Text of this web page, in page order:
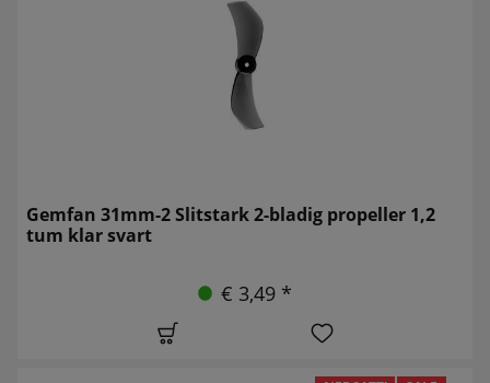
Gemfan 31mm-2 Slitstark 2-bladig propeller 1,2
tum klar svart
€ 3,49 *